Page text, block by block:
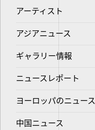
アーティスト
アジアニュース
ギャラリー情報
ニュースレポート
ヨーロッパのニュース
中国ニュース